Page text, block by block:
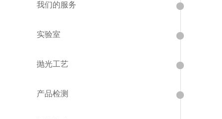
我们的服务
实验室
抛光工艺
产品检测